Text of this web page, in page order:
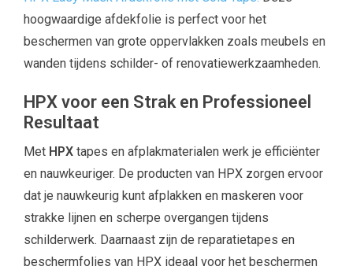
hoogwaardige afdekfolie is perfect voor het
beschermen van grote oppervlakken zoals meubels en
wanden tijdens schilder- of renovatiewerkzaamheden.
HPX voor een Strak en Professioneel
Resultaat
Met HPX tapes en afplakmaterialen werk je efficiënter
en nauwkeuriger. De producten van HPX zorgen ervoor
dat je nauwkeurig kunt afplakken en maskeren voor
strakke lijnen en scherpe overgangen tijdens
schilderwerk. Daarnaast zijn de reparatietapes en
beschermfolies van HPX ideaal voor het beschermen